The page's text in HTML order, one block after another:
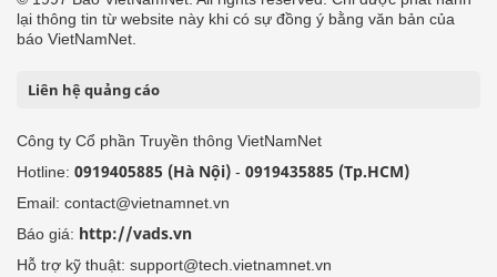
lại thông tin từ website này khi có sự đồng ý bằng văn bản của
báo VietNamNet.
Liên hệ quảng cáo
Công ty Cổ phần Truyền thông VietNamNet
Hotline: 0919405885 (Hà Nội) - 0919435885 (Tp.HCM)
Email: contact@vietnamnet.vn
Báo giá: http://vads.vn
Hỗ trợ kỹ thuật: support@tech.vietnamnet.vn